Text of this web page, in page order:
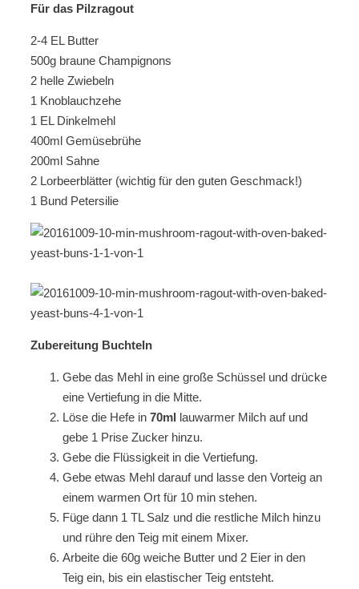
Für das Pilzragout
2-4 EL Butter
500g braune Champignons
2 helle Zwiebeln
1 Knoblauchzehe
1 EL Dinkelmehl
400ml Gemüsebrühe
200ml Sahne
2 Lorbeerblätter (wichtig für den guten Geschmack!)
1 Bund Petersilie
Zubereitung Buchteln
Gebe das Mehl in eine große Schüssel und drücke
eine Vertiefung in die Mitte.
Löse die Hefe in 70ml lauwarmer Milch auf und
gebe 1 Prise Zucker hinzu.
Gebe die Flüssigkeit in die Vertiefung.
Gebe etwas Mehl darauf und lasse den Vorteig an
einem warmen Ort für 10 min stehen.
Füge dann 1 TL Salz und die restliche Milch hinzu
und rühre den Teig mit einem Mixer.
Arbeite die 60g weiche Butter und 2 Eier in den
Teig ein, bis ein elastischer Teig entsteht.